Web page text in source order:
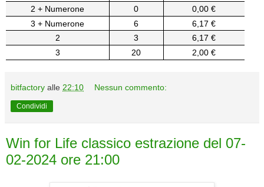
2 + Numerone
0
0,00 €
3 + Numerone
6
6,17 €
2
3
6,17 €
3
20 2,00 €
bitfactory alle 22:10 Nessun commento:
Condividi
Win for Life classico estrazione del 07-
02-2024 ore 21:00